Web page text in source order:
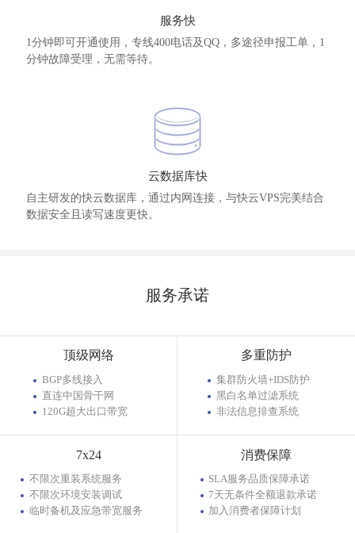
服务快
1分钟即可开通使用，专线400电话及QQ，多途径申报工单，1
分钟故障受理，无需等待。
云数据库快
自主研发的快云数据库，通过内网连接，与快云VPS完美结合
数据安全且读写速度更快。
服务承诺
顶级网络
BGP多线接入
直连中国骨干网
120G超大出口带宽
多重防护
集群防火墙+IDS防护
黑白名单过滤系统
非法信息排查系统
7x24
不限次重装系统服务
不限次环境安装调试
临时备机及应急带宽服务
消费保障
SLA服务品质保障承诺
7天无条件全额退款承诺
加入消费者保障计划